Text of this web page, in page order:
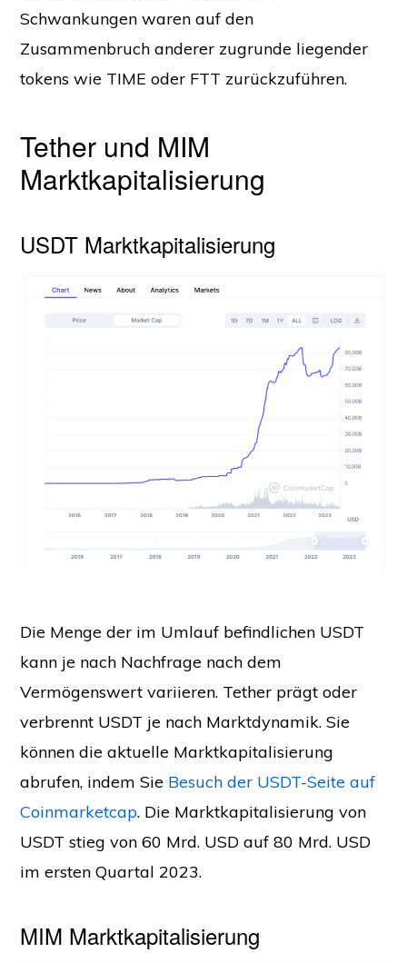
Schwankungen waren auf den
Zusammenbruch anderer zugrunde liegender
tokens wie TIME oder FTT zurückzuführen.
Tether und MIM
Marktkapitalisierung
USDT Marktkapitalisierung
Die Menge der im Umlauf befindlichen USDT
kann je nach Nachfrage nach dem
Vermögenswert variieren. Tether prägt oder
verbrennt USDT je nach Marktdynamik. Sie
können die aktuelle Marktkapitalisierung
abrufen, indem Sie Besuch der USDT-Seite auf
Coinmarketcap. Die Marktkapitalisierung von
USDT stieg von 60 Mrd. USD auf 80 Mrd. USD
im ersten Quartal 2023.
MIM Marktkapitalisierung